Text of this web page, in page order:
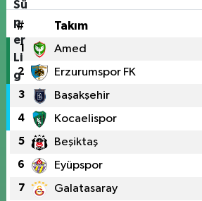
# Takım
1 Amed
2 Erzurumspor FK
3 Başakşehir
4 Kocaelispor
5 Beşiktaş
6 Eyüpspor
7 Galatasaray